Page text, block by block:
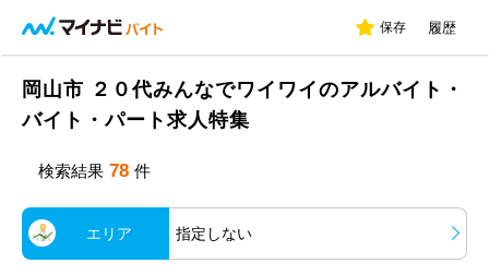
保存 履歴
岡山市 ２０代みんなでワイワイのアルバイト・
バイト・パート求人特集
検索結果 78 件
エリア 指定しない